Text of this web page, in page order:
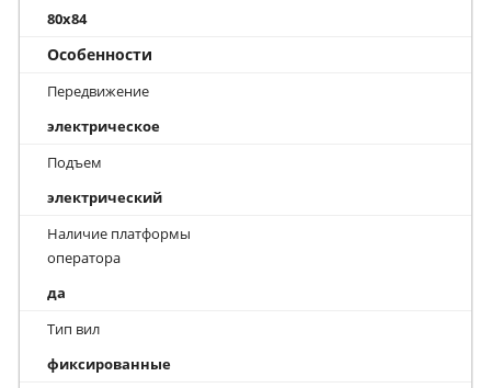
80x84
Особенности
Передвижение
электрическое
Подъем
электрический
Наличие платформы
оператора
да
Тип вил
фиксированные